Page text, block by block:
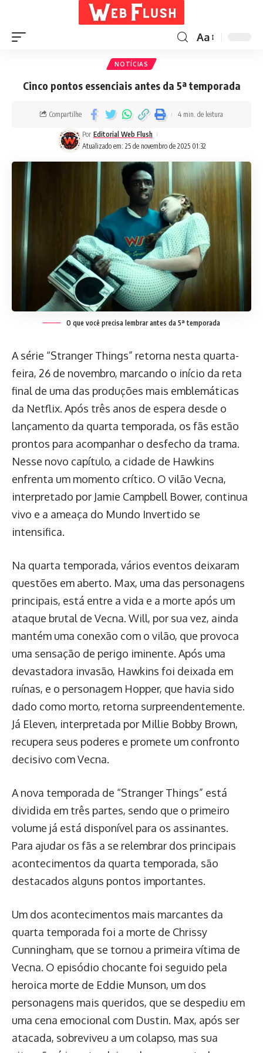
Aa
NOTÍCIAS
Cinco pontos essenciais antes da 5ª temporada
Atualizado em: 25 de novembro de 2025 01:32
Por Editorial Web Flush
Compartilhe 4 min. de leitura
O que você precisa lembrar antes da 5ª temporada
A série “Stranger Things” retorna nesta quarta-
feira, 26 de novembro, marcando o início da reta
final de uma das produções mais emblemáticas
da Netflix. Após três anos de espera desde o
lançamento da quarta temporada, os fãs estão
prontos para acompanhar o desfecho da trama.
Nesse novo capítulo, a cidade de Hawkins
enfrenta um momento crítico. O vilão Vecna,
interpretado por Jamie Campbell Bower, continua
vivo e a ameaça do Mundo Invertido se
intensifica.
Na quarta temporada, vários eventos deixaram
questões em aberto. Max, uma das personagens
principais, está entre a vida e a morte após um
ataque brutal de Vecna. Will, por sua vez, ainda
mantém uma conexão com o vilão, que provoca
uma sensação de perigo iminente. Após uma
devastadora invasão, Hawkins foi deixada em
ruínas, e o personagem Hopper, que havia sido
dado como morto, retorna surpreendentemente.
Já Eleven, interpretada por Millie Bobby Brown,
recupera seus poderes e promete um confronto
decisivo com Vecna.
A nova temporada de “Stranger Things” está
dividida em três partes, sendo que o primeiro
volume já está disponível para os assinantes.
Para ajudar os fãs a se relembrar dos principais
acontecimentos da quarta temporada, são
destacados alguns pontos importantes.
Um dos acontecimentos mais marcantes da
quarta temporada foi a morte de Chrissy
Cunningham, que se tornou a primeira vítima de
Vecna. O episódio chocante foi seguido pela
heroica morte de Eddie Munson, um dos
personagens mais queridos, que se despediu em
uma cena emocional com Dustin. Max, após ser
atacada, sobreviveu a um colapso, mas sua